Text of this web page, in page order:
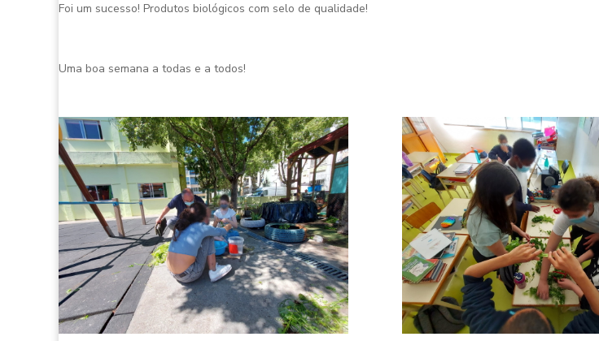
Foi um sucesso! Produtos biológicos com selo de qualidade!
Uma boa semana a todas e a todos!